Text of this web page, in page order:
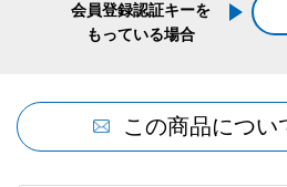
会員登録認証キーを
もっている場合
この商品につい